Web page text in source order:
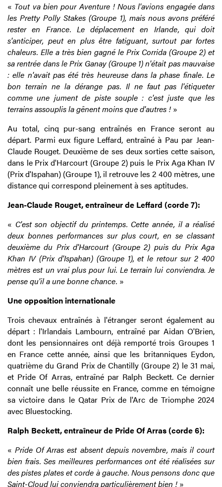
« Tout va bien pour Aventure ! Nous l'avions engagée dans
les Pretty Polly Stakes (Groupe 1), mais nous avons préféré
rester en France. Le déplacement en Irlande, qui doit
s'anticiper, peut en plus être fatiguant, surtout par fortes
chaleurs. Elle a très bien gagné le Prix Corrida (Groupe 2) et
sa rentrée dans le Prix Ganay (Groupe 1) n'était pas mauvaise
: elle n'avait pas été très heureuse dans la phase finale. Le
bon terrain ne la dérange pas. Il ne faut pas l'étiqueter
comme une jument de piste souple : c'est juste que les
terrains assouplis la gênent moins que d'autres ! »
Au total, cinq pur-sang entraînés en France seront au
départ. Parmi eux figure Leffard, entraîné à Pau par Jean-
Claude Rouget. Deuxième de ses deux sorties cette saison,
dans le Prix d'Harcourt (Groupe 2) puis le Prix Aga Khan IV
(Prix d'Ispahan) (Groupe 1), il retrouve les 2 400 mètres, une
distance qui correspond pleinement à ses aptitudes.
Jean-Claude Rouget, entraîneur de Leffard (corde 7):
« C'est son objectif du printemps. Cette année, il a réalisé
deux bonnes performances sur plus court, en se classant
deuxième du Prix d'Harcourt (Groupe 2) puis du Prix Aga
Khan IV (Prix d'Ispahan) (Groupe 1), et le retour sur 2 400
mètres est un vrai plus pour lui. Le terrain lui conviendra. Je
pense qu'il a une bonne chance. »
Une opposition internationale
Trois chevaux entraînés à l'étranger seront également au
départ : l'Irlandais Lambourn, entraîné par Aidan O'Brien,
dont les pensionnaires ont déjà remporté trois Groupes 1
en France cette année, ainsi que les britanniques Eydon,
quatrième du Grand Prix de Chantilly (Groupe 2) le 31 mai,
et Pride Of Arras, entraîné par Ralph Beckett. Ce dernier
connaît une belle réussite en France, comme en témoigne
sa victoire dans le Qatar Prix de l'Arc de Triomphe 2024
avec Bluestocking.
Ralph Beckett, entraîneur de Pride Of Arras (corde 6):
«Pride Of Arras est absent depuis novembre, mais il court
bien frais. Ses meilleures performances ont été réalisées sur
des pistes plates et corde à gauche. Nous pensons donc que
Saint-Cloud lui conviendra particulièrement bien ! »